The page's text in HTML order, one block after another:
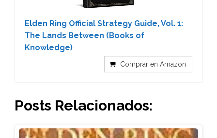
Elden Ring Official Strategy Guide, Vol. 1:
The Lands Between (Books of
Knowledge)
Comprar en Amazon
Posts Relacionados: